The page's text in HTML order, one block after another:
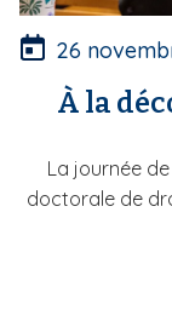
26
À la
La journée
doctorale de